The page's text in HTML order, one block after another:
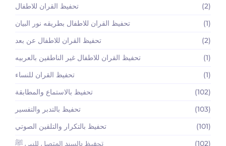
تحفيظ القران للاطفال
(2)
تحفيظ القران للاطفال بطريقه نور البيان
(1)
تحفيظ القران للاطفال عن بعد
(2)
تحفيظ القران للاطفال غير الناطقين بالعربيه
(1)
تحفيظ القران للنساء
(1)
تحفيظ بالاستماع والمطابقة
(102)
تحفيظ بالتدبر والتفسير
(103)
تحفيظ بالتكرار والتلقين الصوتي
(101)
تحفيظ بالسند المتصل للنبي ﷺ
(102)